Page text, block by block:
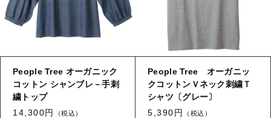
People Tree オーガニック
コットン シャンブレ－手刺
繍トップ
14,300円
（税込）
People Tree オーガニッ
クコットンＶネック刺繍Ｔ
シャツ〔グレー〕
5,390円
（税込）